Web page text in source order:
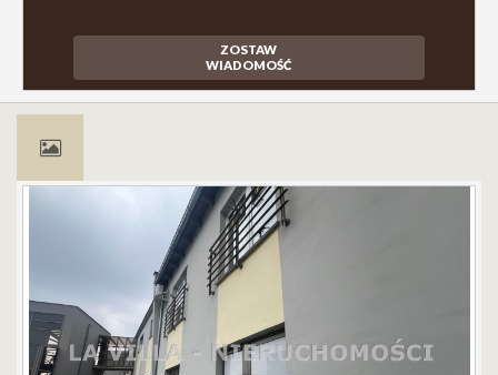
ZOSTAW
WIADOMOŚĆ